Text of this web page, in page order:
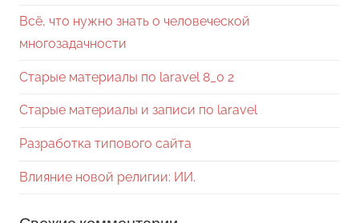
Всё, что нужно знать о человеческой
многозадачности
Старые материалы по laravel 8_0 2
Старые материалы и записи по laravel
Разработка типового сайта
Влияние новой религии: ИИ.